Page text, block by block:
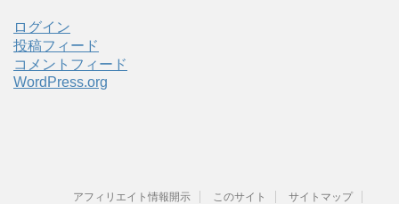
ブ
ログイン
投稿フィード
コメントフィード
WordPress.org
アフィリエイト情報開示 このサイト サイトマップ